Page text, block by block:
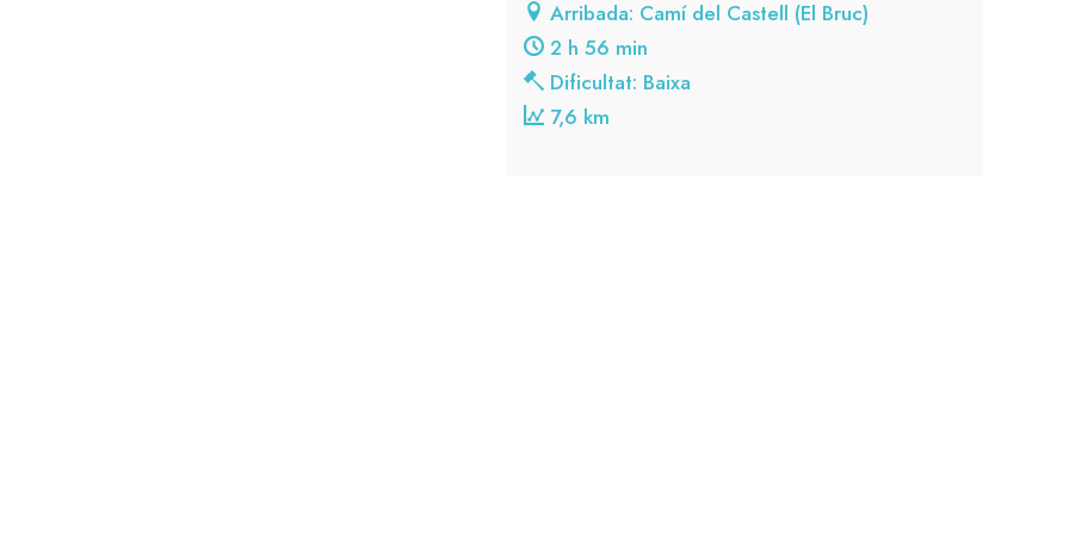
Arribada: Camí del Castell (El Bruc)
2 h 56 min
Dificultat: Baixa
7,6 km